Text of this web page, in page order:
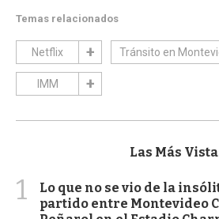
Temas relacionados
Netflix Tránsito en
IMM
Las Más
1
Lo que no se vio de la
partido entre Montevideo